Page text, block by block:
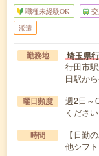
職種未経験OK
派遣
勤務地 埼玉県
行田市
田駅か
曜日頻度
週2日～
ください
時間
【日勤
他シフ